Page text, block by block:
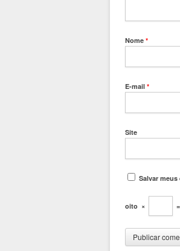
Nome *
E-mail *
Site
Salvar
oito × =